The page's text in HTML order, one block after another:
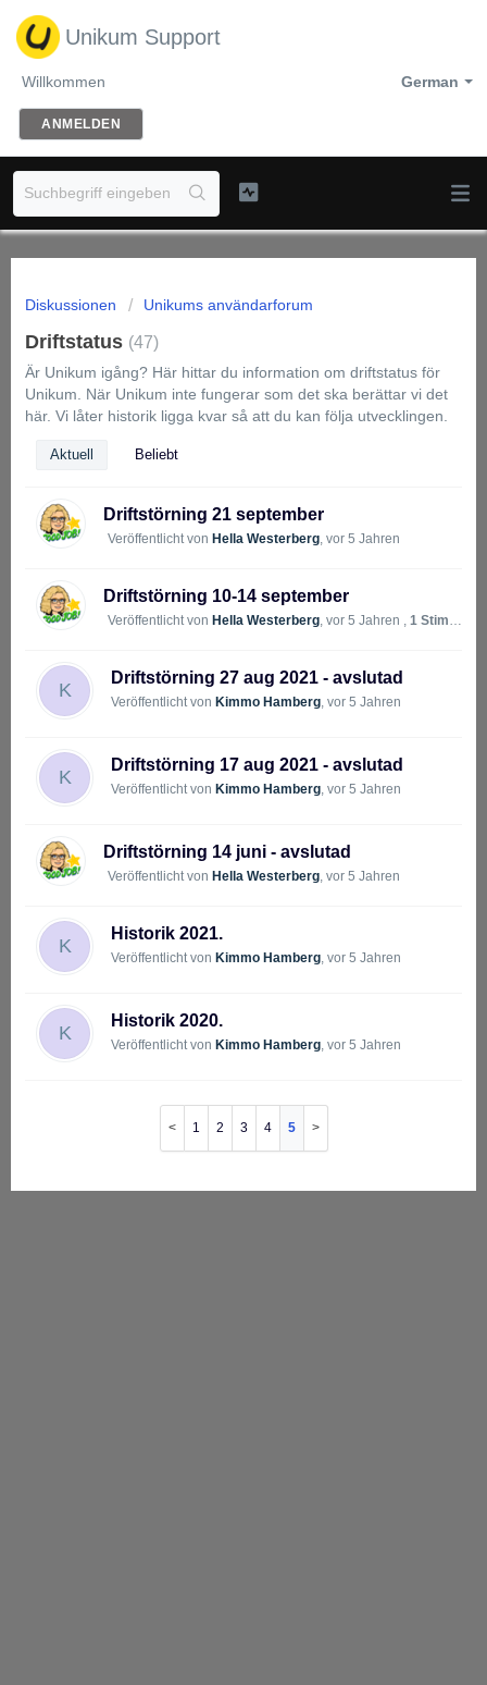
Unikum Support
German
Willkommen
ANMELDEN
Diskussionen Unikums användarforum
Driftstatus 47
Är Unikum igång? Här hittar du information om driftstatus för
Unikum. När Unikum inte fungerar som det ska berättar vi det
här. Vi låter historik ligga kvar så att du kan följa utvecklingen.
Aktuell Beliebt
Driftstörning 21 september
Veröffentlicht von Hella Westerberg, vor 5 Jahren
Driftstörning 10-14 september
Veröffentlicht von Hella Westerberg, vor 5 Jahren , 1 Stimme
K
Driftstörning 27 aug 2021 - avslutad
Veröffentlicht von Kimmo Hamberg, vor 5 Jahren
K
Driftstörning 17 aug 2021 - avslutad
Veröffentlicht von Kimmo Hamberg, vor 5 Jahren
Driftstörning 14 juni - avslutad
Veröffentlicht von Hella Westerberg, vor 5 Jahren
K
Historik 2021.
Veröffentlicht von Kimmo Hamberg, vor 5 Jahren
K
Historik 2020.
Veröffentlicht von Kimmo Hamberg, vor 5 Jahren
1 2 3 4 5